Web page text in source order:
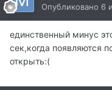
Опубликовано 6
единственный минус
сек,когда появляются
открыть:(